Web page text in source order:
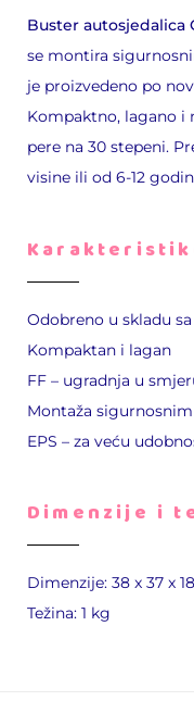
Buster autosjedalica
se montira
je proizvedeno po
Kompaktno, lagano i
pere na 30 stepeni.
visine ili od 6-12
Odobreno u skladu sa
Kompaktan i lagan
FF – ugradnja u
Montaža
EPS – za veću
Dimenzije i
Dimenzije: 38 x 37 x 18
Težina: 1 kg